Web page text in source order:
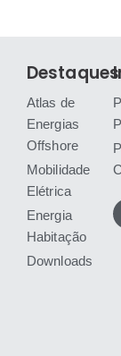
Destaques
Atlas de
Energias
Offshore
Mobilidade
Elétrica
Energia
Habitação
Downloads